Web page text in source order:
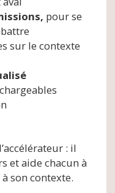
pour se
sur le contexte
: il
et aide chacun à
son contexte.